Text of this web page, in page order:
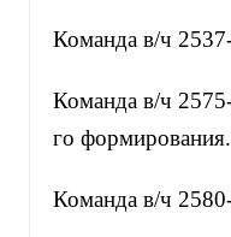
Команда в/ч
Команда в/ч
го формирования.
Команда в/ч